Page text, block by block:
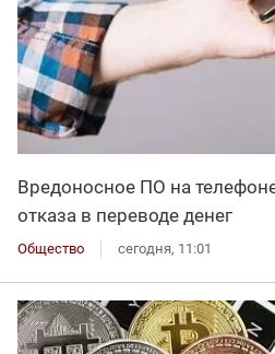
Вредоносное ПО на
отказа в переводе денег
Общество сегодня, 11:01